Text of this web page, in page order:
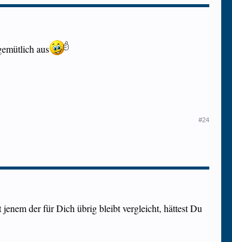
aus
#24
der für Dich übrig bleibt vergleicht, hättest Du